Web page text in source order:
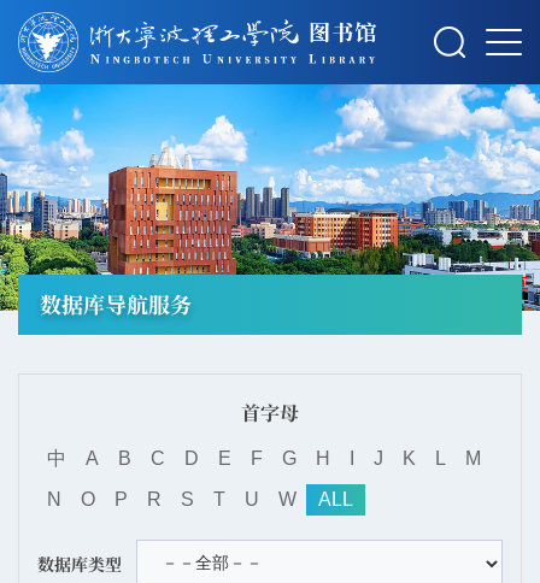
摄影：秋草
数据库导航服务
首字母
中 A B C D E F G H J K L
M
N
O P R S T U W ALL
数据库类型